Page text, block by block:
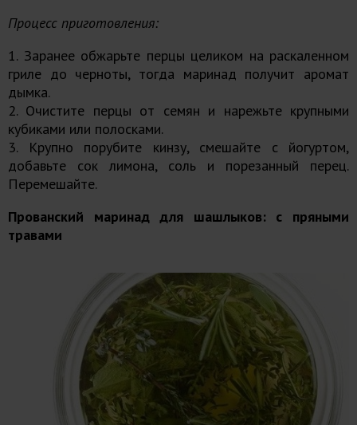
Процесс приготовления:
1. Заранее обжарьте перцы целиком на раскаленном
гриле до черноты, тогда маринад получит аромат
дымка.
2. Очистите перцы от семян и нарежьте крупными
кубиками или полосками.
3. Крупно порубите кинзу, смешайте с йогуртом,
добавьте сок лимона, соль и порезанный перец.
Перемешайте.
Прованский маринад для шашлыков: с пряными
травами